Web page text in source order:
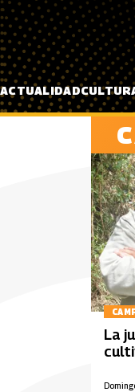
Pasar al contenido
ACTUALIDAD
La